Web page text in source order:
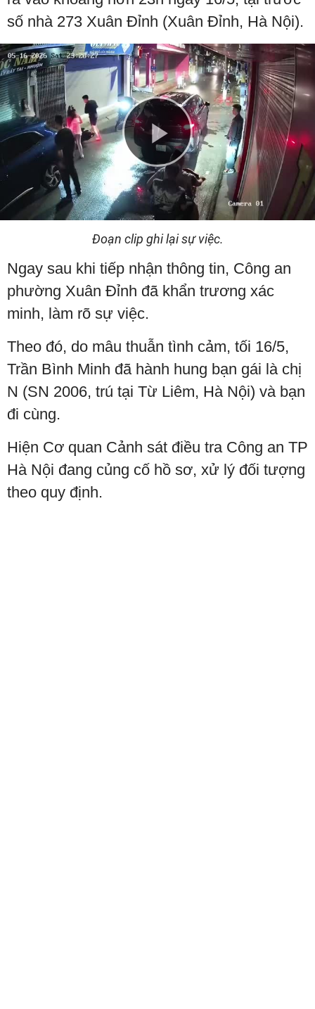
số nhà 273 Xuân Đỉnh (Xuân Đỉnh, Hà Nội).
Play
Video
Đoạn clip ghi lại sự việc.
Ngay sau khi tiếp nhận thông tin, Công an
phường Xuân Đỉnh đã khẩn trương xác
minh, làm rõ sự việc.
Theo đó, do mâu thuẫn tình cảm, tối 16/5,
Trần Bình Minh đã hành hung bạn gái là chị
N (SN 2006, trú tại Từ Liêm, Hà Nội) và bạn
đi cùng.
Hiện Cơ quan Cảnh sát điều tra Công an TP
Hà Nội đang củng cố hồ sơ, xử lý đối tượng
theo quy định.